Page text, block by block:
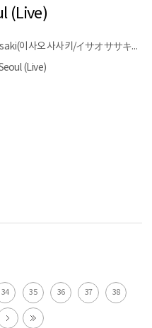
(Live)
Isao Sasaki(이사오 사사키/イサオササキ) , Masastugu Shinozaki(마사츠구 시노자키/篠崎正嗣)
(Live)
34 35 36 37 38